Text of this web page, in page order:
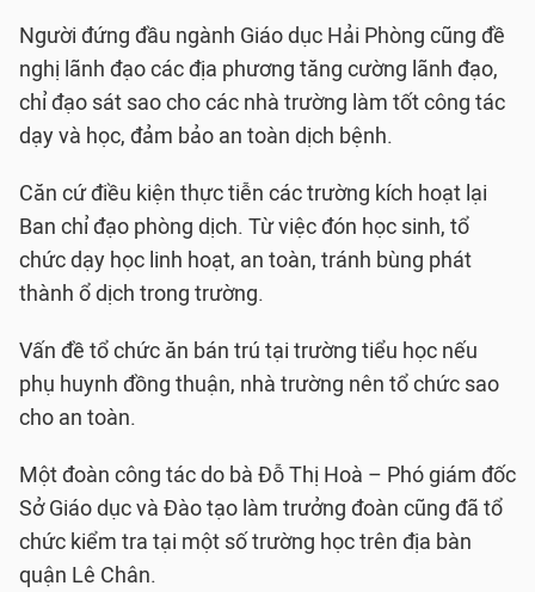
Người đứng đầu ngành Giáo dục Hải Phòng cũng đề
nghị lãnh đạo các địa phương tăng cường lãnh đạo,
chỉ đạo sát sao cho các nhà trường làm tốt công tác
dạy và học, đảm bảo an toàn dịch bệnh.
Căn cứ điều kiện thực tiễn các trường kích hoạt lại
Ban chỉ đạo phòng dịch. Từ việc đón học sinh, tổ
chức dạy học linh hoạt, an toàn, tránh bùng phát
thành ổ dịch trong trường.
Vấn đề tổ chức ăn bán trú tại trường tiểu học nếu
phụ huynh đồng thuận, nhà trường nên tổ chức sao
cho an toàn.
Một đoàn công tác do bà Đỗ Thị Hoà – Phó giám đốc
Sở Giáo dục và Đào tạo làm trưởng đoàn cũng đã tổ
chức kiểm tra tại một số trường học trên địa bàn
quận Lê Chân.